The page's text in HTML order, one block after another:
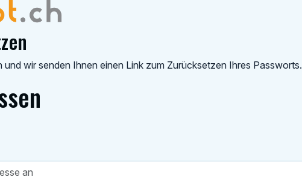
wir senden Ihnen einen Link zum Zurücksetzen Ihres Passworts.